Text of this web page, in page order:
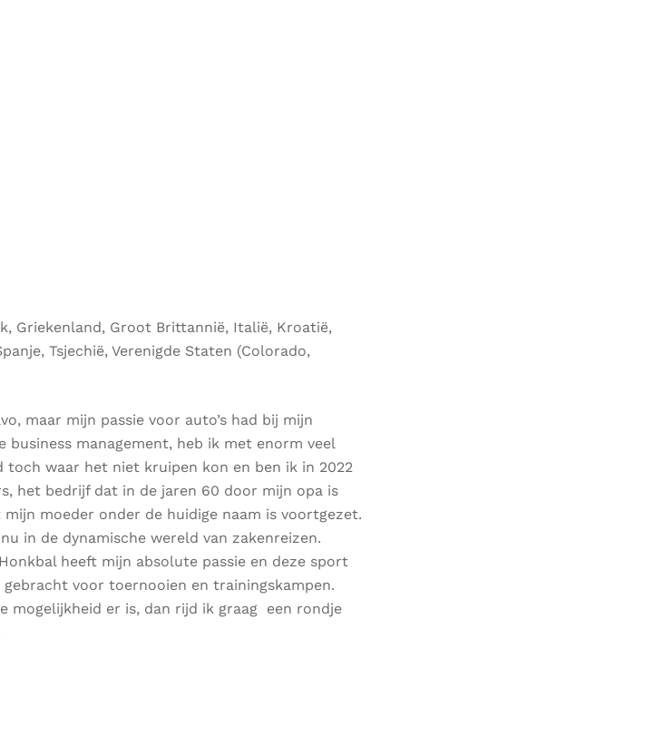
Griekenland, Groot Brittannië, Italië, Kroatië,
Tsjechië, Verenigde Staten (Colorado,
maar mijn passie voor auto’s had bij mijn
management, heb ik met enorm veel
waar het niet kruipen kon en ben ik in 2022
het bedrijf dat in de jaren 60 door mijn opa is
moeder onder de huidige naam is voortgezet.
in de dynamische wereld van zakenreizen.
heeft mijn absolute passie en deze sport
voor toernooien en trainingskampen.
mogelijkheid er is, dan rijd ik graag een rondje